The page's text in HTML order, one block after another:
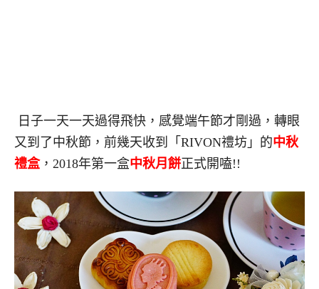
日子一天一天過得飛快，感覺端午節才剛過，轉眼
又到了中秋節，前幾天收到「RIVON禮坊」的中秋
禮盒，2018年第一盒中秋月餅正式開嗑!!